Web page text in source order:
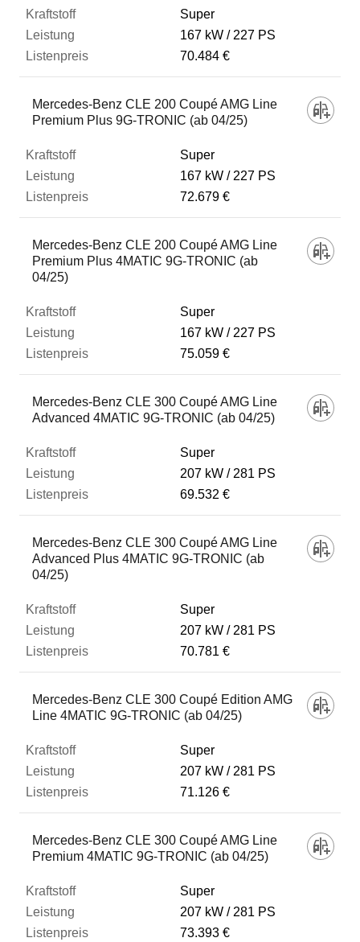
Super
167 kW
227 PS
70.484 €
Mercedes-Benz CLE 200 Coupé AMG Line
Premium Plus 9G-TRONIC (ab 04/25)
Super
167 kW
227 PS
72.679 €
Mercedes-Benz CLE 200 Coupé AMG Line
Premium Plus 4MATIC 9G-TRONIC (ab
04/25)
Super
167 kW
227 PS
75.059 €
Mercedes-Benz CLE 300 Coupé AMG Line
Advanced 4MATIC 9G-TRONIC (ab 04/25)
Super
207 kW
281 PS
69.532 €
Mercedes-Benz CLE 300 Coupé AMG Line
Advanced Plus 4MATIC 9G-TRONIC (ab
04/25)
Super
207 kW
281 PS
70.781 €
Mercedes-Benz CLE 300 Coupé Edition AMG
Line 4MATIC 9G-TRONIC (ab 04/25)
Super
207 kW
281 PS
71.126 €
Mercedes-Benz CLE 300 Coupé AMG Line
Premium 4MATIC 9G-TRONIC (ab 04/25)
Super
207 kW
281 PS
73.393 €